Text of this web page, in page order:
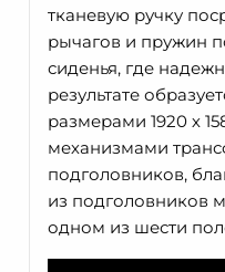
тканевую ручку
рычагов и пружин
сиденья, где
результате
размерами 1920 х
механизмами
подголовников,
из подголовников
одном из шести